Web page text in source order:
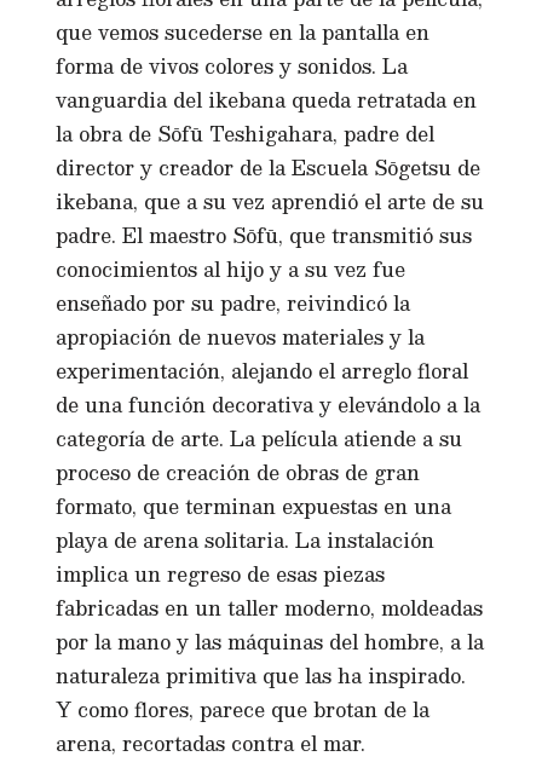
que vemos sucederse en la pantalla en
forma de vivos colores y sonidos. La
vanguardia del ikebana queda retratada en
la obra de Sōfū Teshigahara, padre del
director y creador de la Escuela Sōgetsu de
ikebana, que a su vez aprendió el arte de su
padre. El maestro Sōfū, que transmitió sus
conocimientos al hijo y a su vez fue
enseñado por su padre, reivindicó la
apropiación de nuevos materiales y la
experimentación, alejando el arreglo floral
de una función decorativa y elevándolo a la
categoría de arte. La película atiende a su
proceso de creación de obras de gran
formato, que terminan expuestas en una
playa de arena solitaria. La instalación
implica un regreso de esas piezas
fabricadas en un taller moderno, moldeadas
por la mano y las máquinas del hombre, a la
naturaleza primitiva que las ha inspirado.
Y como flores, parece que brotan de la
arena, recortadas contra el mar.